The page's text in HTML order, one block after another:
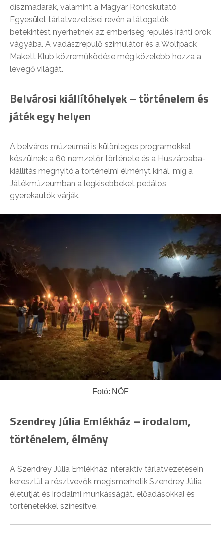
díszmadarak, valamint a Magyar Roncskutató
Egyesület tárlatvezetései révén a látogatók
betekintést nyerhetnek az emberiség repülés iránti örök
vágyába. A vadászrepülő szimulátor és a Wolfpack
Makett Klub közreműködése még közelebb hozza a
levegő világát.
Belvárosi kiállítóhelyek – történelem és
játék egy helyen
A belváros múzeumai is különleges programokkal
készülnek: a 60 nemzetőr története és a Huszárbaba-
kiállítás megnyitója történelmi élményt kínál, míg a
Játékmúzeumban a legkisebbeket pedálos
gyerekautók várják.
Fotó: NÖF
Szendrey Júlia Emlékház – irodalom,
történelem, élmény
A Szendrey Júlia Emlékház interaktív tárlatvezetésein
keresztül a résztvevők megismerhetik Szendrey Júlia
életútját és irodalmi munkásságát, előadásokkal és
történetekkel színesítve.